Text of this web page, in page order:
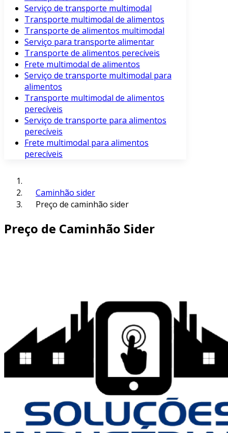
Serviço de transporte multimodal
Transporte multimodal de alimentos
Transporte de alimentos multimodal
Serviço para transporte alimentar
Transporte de alimentos perecíveis
Frete multimodal de alimentos
Serviço de transporte multimodal para
alimentos
Transporte multimodal de alimentos
perecíveis
Serviço de transporte para alimentos
perecíveis
Frete multimodal para alimentos
perecíveis
Caminhão sider
Preço de caminhão sider
Preço de Caminhão Sider